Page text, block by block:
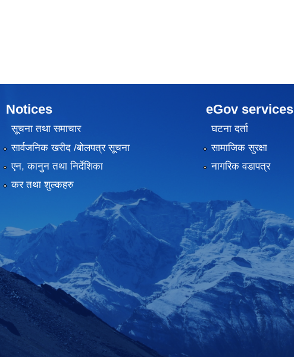
Notices
सूचना तथा समाचार
सार्वजनिक खरीद /बोलपत्र सूचना
एन, कानुन तथा निर्देशिका
कर तथा शुल्कहरु
eGov services
घटना दर्ता
सामाजिक सुरक्षा
नागरिक वडापत्र